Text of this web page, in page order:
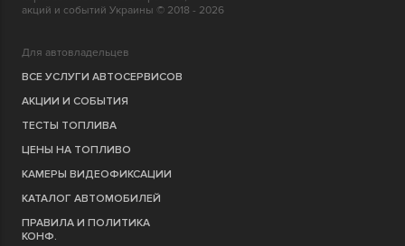
акций и событий Украины © 2018 - 2026
Для автовладельцев
ВСЕ УСЛУГИ АВТОСЕРВИСОВ
АКЦИИ И СОБЫТИЯ
ТЕСТЫ ТОПЛИВА
ЦЕНЫ НА ТОПЛИВО
КАМЕРЫ ВИДЕОФИКСАЦИИ
КАТАЛОГ АВТОМОБИЛЕЙ
ПРАВИЛА И ПОЛИТИКА
КОНФ.